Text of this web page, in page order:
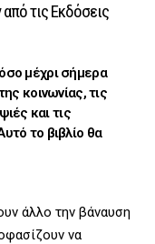
από τις Εκδόσεις
μέχρι σήμερα
κοινωνίας, τις
και τις
το βιβλίο θα
άλλο την βάναυση
να